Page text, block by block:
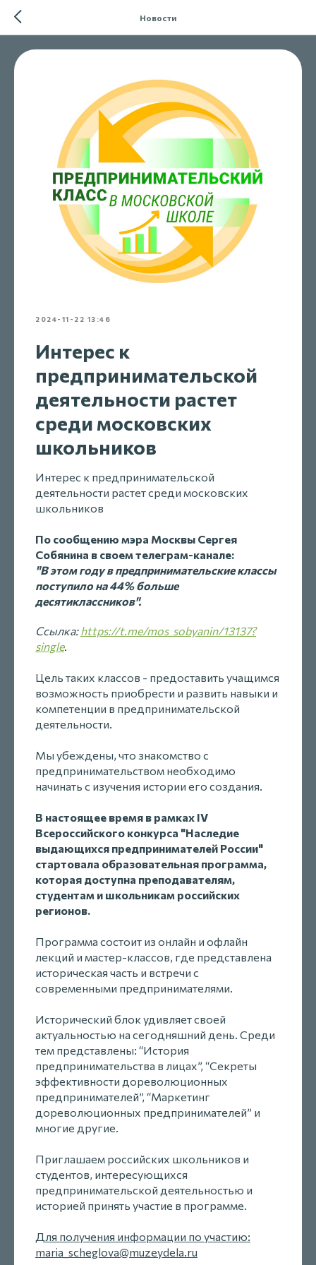
Новости
2024-11-22 13:46
Интерес к
предпринимательской
деятельности растет
среди московских
школьников
Интерес к предпринимательской
деятельности растет среди московских
школьников
По сообщению мэра Москвы Сергея
Собянина в своем телеграм-канале:
"В этом году в предпринимательские классы
поступило на 44% больше
десятиклассников".
Ссылка:https://t.me/mos_sobyanin/13137?
single.
Цель таких классов - предоставить учащимся
возможность приобрести и развить навыки и
компетенции в предпринимательской
деятельности.
Мы убеждены, что знакомство с
предпринимательством необходимо
начинать с изучения истории его создания.
В настоящее время в рамках IV
Всероссийского конкурса "Наследие
выдающихся предпринимателей России"
стартовала образовательная программа,
которая доступна преподавателям,
студентам и школьникам российских
регионов.
Программа состоит из онлайн и офлайн
лекций и мастер-классов, где представлена
историческая часть и встречи с
современными предпринимателями.
Исторический блок удивляет своей
актуальностью на сегодняшний день. Среди
тем представлены: “История
предпринимательства в лицах”, “Секреты
эффективности дореволюционных
предпринимателей”, “Маркетинг
дореволюционных предпринимателей” и
многие другие.
Приглашаем российских школьников и
студентов, интересующихся
предпринимательской деятельностью и
историей принять участие в программе.
Для получения информации по участию:
maria_scheglova@muzeydela.ru